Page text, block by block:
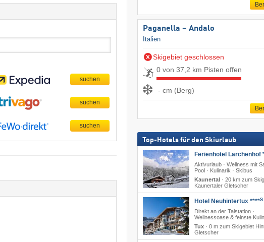
Paganella – Andalo
Italien
Skigebiet geschlossen
0 von 37,2 km Pisten offen
- cm (Berg)
Top-Hotels für den Skiurlaub
Ferienhotel Lärchenhof
Aktivurlaub · Wellness mit
Pool · Kulinarik · Skibus
Kaunertal · 20 km zum
Kaunertaler Gletscher
Hotel Neuhintertux ****S
Direkt an der Talstation ·
Wellnessoase & feinste
Tux· 0 m zum Skigebiet
Gletscher